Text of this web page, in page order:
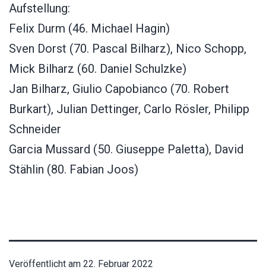
Aufstellung:
Felix Durm (46. Michael Hagin)
Sven Dorst (70. Pascal Bilharz), Nico Schopp,
Mick Bilharz (60. Daniel Schulzke)
Jan Bilharz, Giulio Capobianco (70. Robert
Burkart), Julian Dettinger, Carlo Rösler, Philipp
Schneider
Garcia Mussard (50. Giuseppe Paletta), David
Stählin (80. Fabian Joos)
Veröffentlicht am 22. Februar 2022